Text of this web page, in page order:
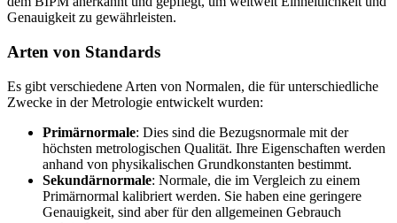
Genauigkeit zu gewährleisten.
Arten von Standards
Es gibt verschiedene Arten von Normalen, die für unterschiedliche
Zwecke in der Metrologie entwickelt wurden:
Primärnormale: Dies sind die Bezugsnormale mit der
höchsten metrologischen Qualität. Ihre Eigenschaften werden
anhand von physikalischen Grundkonstanten bestimmt.
Sekundärnormale: Normale, die im Vergleich zu einem
Primärnormal kalibriert werden. Sie haben eine geringere
Genauigkeit, sind aber für den allgemeinen Gebrauch